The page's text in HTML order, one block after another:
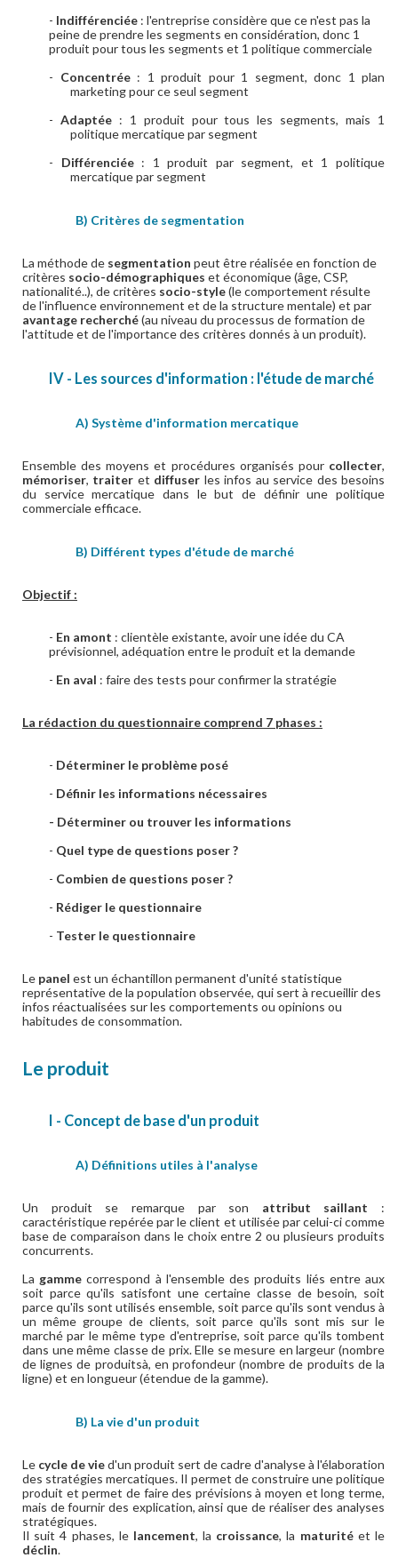
- Indifférenciée : l'entreprise considère que ce n'est pas la
peine de prendre les segments en considération, donc 1
produit pour tous les segments et 1 politique commerciale
- Concentrée : 1 produit pour 1 segment, donc 1 plan
marketing pour ce seul segment
- Adaptée : 1 produit pour tous les segments, mais 1
politique mercatique par segment
- Différenciée : 1 produit par segment, et 1 politique
mercatique par segment
B) Critères de segmentation
La méthode de segmentation peut être réalisée en fonction de
critères socio-démographiques et économique (âge, CSP,
nationalité..), de critères socio-style(le comportement résulte
de l'influence environnement et de la structure mentale) et par
avantage recherché(au niveau du processus de formation de
l'attitude et de l'importance des critères donnés à un produit).
IV - Les sources d'information : l'étude de marché
A) Système d'information mercatique
Ensemble des moyens et procédures organisés pour collecter,
mémoriser, traiter et diffuser les infos au service des besoins
du service mercatique dans le but de définir une politique
commerciale efficace.
B) Différent types d'étude de marché
Objectif :
- En amont : clientèle existante, avoir une idée du CA
prévisionnel, adéquation entre le produit et la demande
- En aval : faire des tests pour confirmer la stratégie
La rédaction du questionnaire comprend 7 phases :
- Déterminer le problème posé
- Définir les informations nécessaires
- Déterminer ou trouver les informations
- Quel type de questions poser ?
- Combien de questions poser ?
- Rédiger le questionnaire
- Tester le questionnaire
Le panel est un échantillon permanent d'unité statistique
représentative de la population observée, qui sert à recueillir des
infos réactualisées sur les comportements ou opinions ou
habitudes de consommation.
Le produit
I - Concept de base d'un produit
A) Définitions utiles à l'analyse
Un produit se remarque par son attribut saillant :
caractéristique repérée par le client et utilisée par celui-ci comme
base de comparaison dans le choix entre 2 ou plusieurs produits
concurrents.
La gammecorrespond à l'ensemble des produits liés entre aux
soit parce qu'ils satisfont une certaine classe de besoin, soit
parce qu'ils sont utilisés ensemble, soit parce qu'ils sont vendus à
un même groupe de clients, soit parce qu'ils sont mis sur le
marché par le même type d'entreprise, soit parce qu'ils tombent
dans une même classe de prix. Elle se mesure en largeur (nombre
de lignes de produitsà, en profondeur (nombre de produits de la
ligne) et en longueur (étendue de la gamme).
B) La vie d'un produit
Le cycle de vied'un produit sert de cadre d'analyse à l'élaboration
des stratégies mercatiques. Il permet de construire une politique
produit et permet de faire des prévisions à moyen et long terme,
mais de fournir des explication, ainsi que de réaliser des analyses
stratégiques.
Il suit 4 phases, le lancement, la croissance, la maturité et le
déclin.